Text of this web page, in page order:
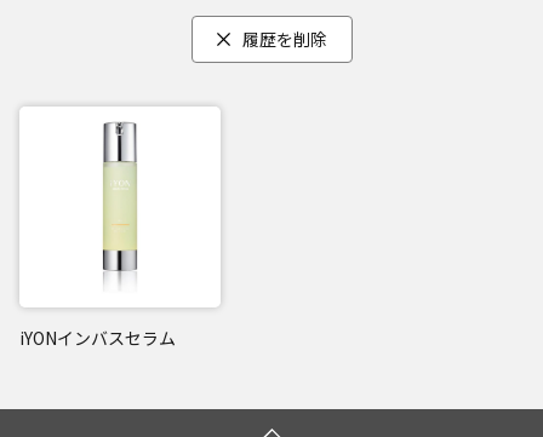
履歴を削除
iYONインバスセラム